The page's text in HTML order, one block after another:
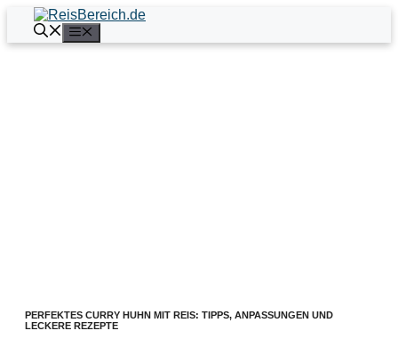
Inhalt
springen
PERFEKTES CURRY HUHN MIT REIS: TIPPS, ANPASSUNGEN UND
LECKERE REZEPTE